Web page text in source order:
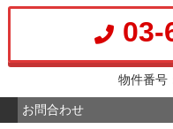
03-
物件番号
お問合わせ